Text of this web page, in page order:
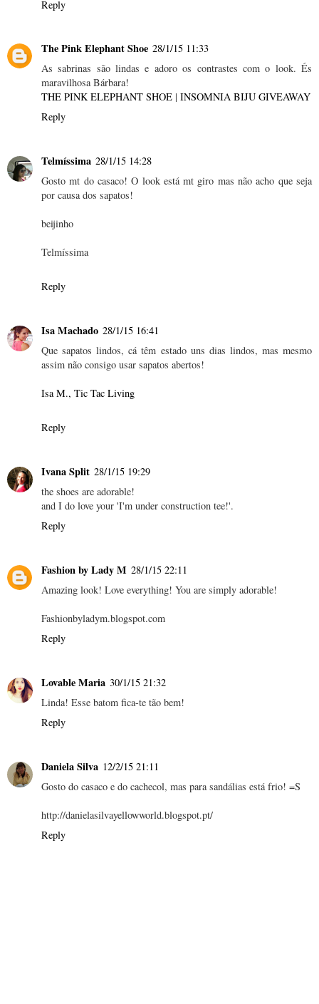
Reply
The Pink Elephant Shoe 28/1/15 11:33
As sabrinas são lindas e adoro os contrastes com o look. És
maravilhosa Bárbara!
THE PINK ELEPHANT SHOE | INSOMNIA BIJU GIVEAWAY
Reply
Telmíssima 28/1/15 14:28
Gosto mt do casaco! O look está mt giro mas não acho que seja
por causa dos sapatos!
beijinho
Telmíssima
Reply
Isa Machado 28/1/15 16:41
Que sapatos lindos, cá têm estado uns dias lindos, mas mesmo
assim não consigo usar sapatos abertos!
Isa M., Tic Tac Living
Reply
Ivana Split 28/1/15 19:29
the shoes are adorable!
and I do love your 'I'm under construction tee!'.
Reply
Fashion by Lady M 28/1/15 22:11
Amazing look! Love everything! You are simply adorable!
Fashionbyladym.blogspot.com
Reply
Lovable Maria 30/1/15 21:32
Linda! Esse batom fica-te tão bem!
Reply
Daniela Silva 12/2/15 21:11
Gosto do casaco e do cachecol, mas para sandálias está frio! =S
http://danielasilvayellowworld.blogspot.pt/
Reply